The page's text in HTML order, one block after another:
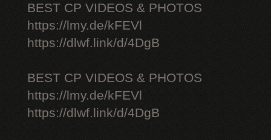
BEST CP VIDEOS & PHOTOS
https://lmy.de/kFEVl
https://dlwf.link/d/4DgB
BEST CP VIDEOS & PHOTOS
https://lmy.de/kFEVl
https://dlwf.link/d/4DgB